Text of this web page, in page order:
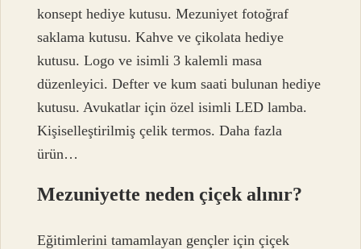
konsept hediye kutusu. Mezuniyet fotoğraf
saklama kutusu. Kahve ve çikolata hediye
kutusu. Logo ve isimli 3 kalemli masa
düzenleyici. Defter ve kum saati bulunan hediye
kutusu. Avukatlar için özel isimli LED lamba.
Kişiselleştirilmiş çelik termos. Daha fazla
ürün…
Mezuniyette neden çiçek alınır?
Eğitimlerini tamamlayan gençler için çiçek